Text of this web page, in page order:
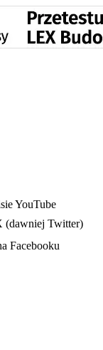
YouTube
(dawniej Twitter)
Facebooku